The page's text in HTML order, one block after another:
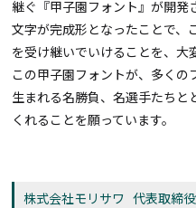
継ぐ『甲子園フォント』が開発
文字が完成形となったことで、
を受け継いでいけることを、大
この甲子園フォントが、多くの
生まれる名勝負、名選手たちと
くれることを願っています。
株式会社モリサワ 代表取締